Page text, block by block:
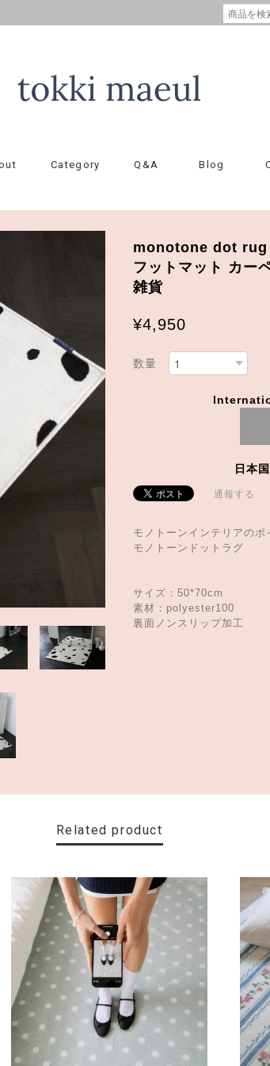
Category Q&A Blog
monotone dot rug
フットマット カー
雑貨
¥4,950
数量
日本
通報する
モノトーンインテリアのポ
モノトーンドットラグ
サイズ：50*70cm
素材：polyester100
裏面ノンスリップ加工
Related product